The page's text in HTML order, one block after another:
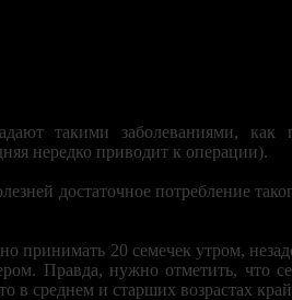
такими заболеваниями, как
нередко приводит к операции).
достаточное потребление
принимать 20 семечек утром,
Правда, нужно отметить, что
в среднем и старших возрастах